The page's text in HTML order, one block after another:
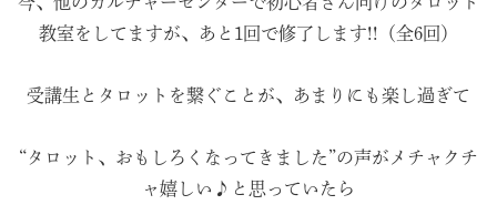
教室をしてますが、あと1回で修了します!!（全6回）
受講生とタロットを繋ぐことが、あまりにも楽し過ぎて
“タロット、おもしろくなってきました”の声がメチャクチ
ャ嬉しい♪と思っていたら